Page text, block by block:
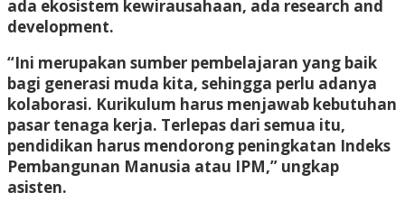
ada ekosistem kewirausahaan, ada research and
development.
“Ini merupakan sumber pembelajaran yang baik
bagi generasi muda kita, sehingga perlu adanya
kolaborasi. Kurikulum harus menjawab kebutuhan
pasar tenaga kerja. Terlepas dari semua itu,
pendidikan harus mendorong peningkatan Indeks
Pembangunan Manusia atau IPM,” ungkap
asisten.